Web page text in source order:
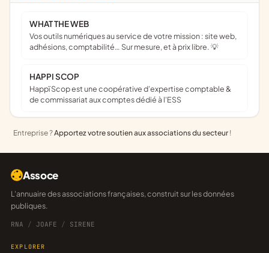
WHAT THE WEB
Vos outils numériques au service de votre mission : site web,
adhésions, comptabilité… Sur mesure, et à prix libre. 💡
HAPPI SCOP
Happï Scop est une coopérative d’expertise comptable &
de commissariat aux comptes dédié à l'ESS
Entreprise ?Apportez votre soutien aux associations du secteur !
Assoce
L'annuaire des associations françaises, construit sur les données
publiques.
RNA / JOAFE / SIRENE
EXPLORER